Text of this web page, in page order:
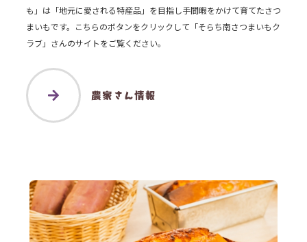
も」は「地元に愛される特産品」を目指し手間暇をかけて育てたさつ
まいもです。こちらのボタンをクリックして「そらち南さつまいもク
ラブ」さんのサイトをご覧ください。
農家さん情報